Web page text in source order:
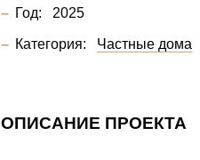
Год: 2025
Категория: Частные дома
ОПИСАНИЕ ПРОЕКТА